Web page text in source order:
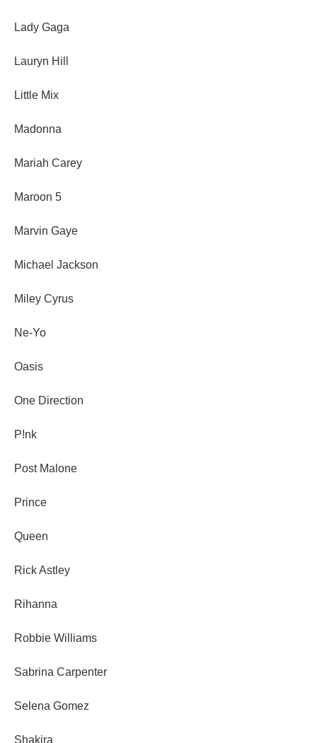
Lady Gaga
Lauryn Hill
Little Mix
Madonna
Mariah Carey
Maroon 5
Marvin Gaye
Michael Jackson
Miley Cyrus
Ne-Yo
Oasis
One Direction
P!nk
Post Malone
Prince
Queen
Rick Astley
Rihanna
Robbie Williams
Sabrina Carpenter
Selena Gomez
Shakira